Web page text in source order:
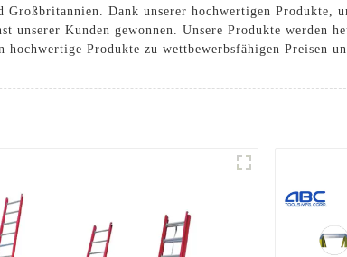
Großbritannien. Dank unserer hochwertigen Produkte,
unserer Kunden gewonnen. Unsere Produkte
hochwertige Produkte zu wettbewerbsfähigen Preisen